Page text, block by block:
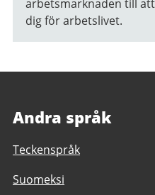
arbetsmarknaden till
dig för arbetslivet.
Andra språk
Teckenspråk
Suomeksi